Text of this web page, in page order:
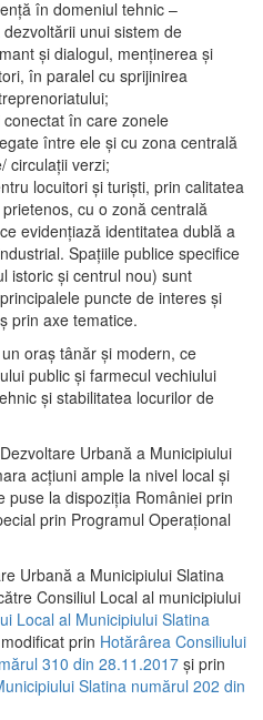
în domeniul tehnic –
unui sistem de
şi dialogul, menţinerea şi
în paralel cu sprijinirea
în care zonele
între ele şi cu zona centrală
circulații verzi;
locuitori şi turişti, prin calitatea
cu o zonă centrală
evidenţiază identitatea dublă a
Spaţiile publice specifice
istoric şi centrul nou) sunt
puncte de interes şi
prin axe tematice.
oraş tânăr şi modern, ce
public şi farmecul vechiului
şi stabilitatea locurilor de
Urbană a Municipiului
acţiuni ample la nivel local şi
la dispoziţia României prin
prin Programul Operațional
Urbană a Municipiului Slatina
Consiliul Local al municipiului
Local al Municipiului Slatina
prin Hotărârea Consiliului
310 din 28.11.2017 și prin
Slatina numărul 202 din